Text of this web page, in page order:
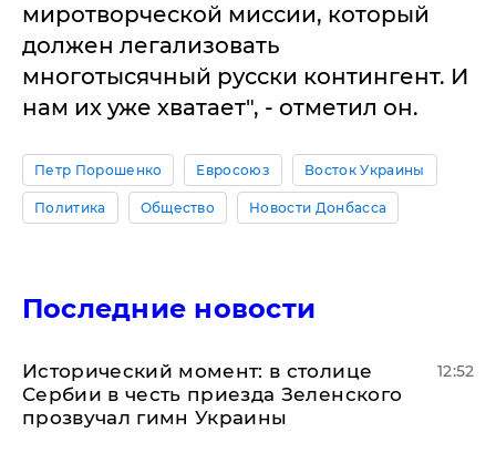
миротворческой миссии, который
должен легализовать
многотысячный русски контингент. И
нам их уже хватает", - отметил он.
Петр Порошенко Евросоюз Восток Украины
Политика Общество Новости Донбасса
Последние новости
Исторический момент: в столице
Сербии в честь приезда Зеленского
прозвучал гимн Украины
12:52